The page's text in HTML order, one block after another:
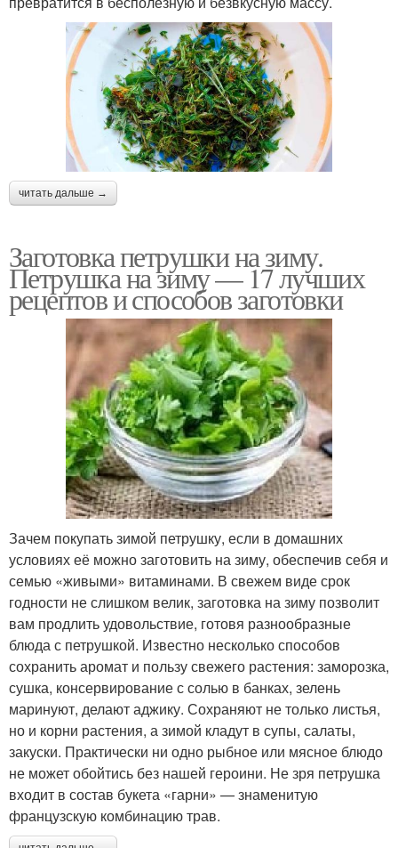
читать дальше →
Заготовка петрушки на зиму.
Петрушка на зиму — 17 лучших
рецептов и способов заготовки
Зачем покупать зимой петрушку, если в домашних
условиях её можно заготовить на зиму, обеспечив себя и
семью «живыми» витаминами. В свежем виде срок
годности не слишком велик, заготовка на зиму позволит
вам продлить удовольствие, готовя разнообразные
блюда с петрушкой. Известно несколько способов
сохранить аромат и пользу свежего растения: заморозка,
сушка, консервирование с солью в банках, зелень
маринуют, делают аджику. Сохраняют не только листья,
но и корни растения, а зимой кладут в супы, салаты,
закуски. Практически ни одно рыбное или мясное блюдо
не может обойтись без нашей героини. Не зря петрушка
входит в состав букета «гарни» — знаменитую
французскую комбинацию трав.